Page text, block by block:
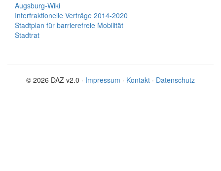
Augsburg-Wiki
Interfraktionelle Verträge 2014-2020
Stadtplan für barrierefreie Mobilität
Stadtrat
© 2026 DAZ v2.0 · Impressum · Kontakt · Datenschutz